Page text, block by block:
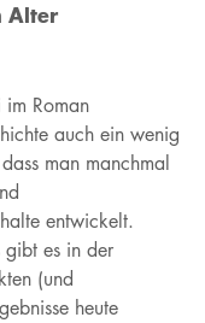
Alter
Roman
auch ein wenig
man manchmal
entwickelt.
gibt es in der
(und
heute